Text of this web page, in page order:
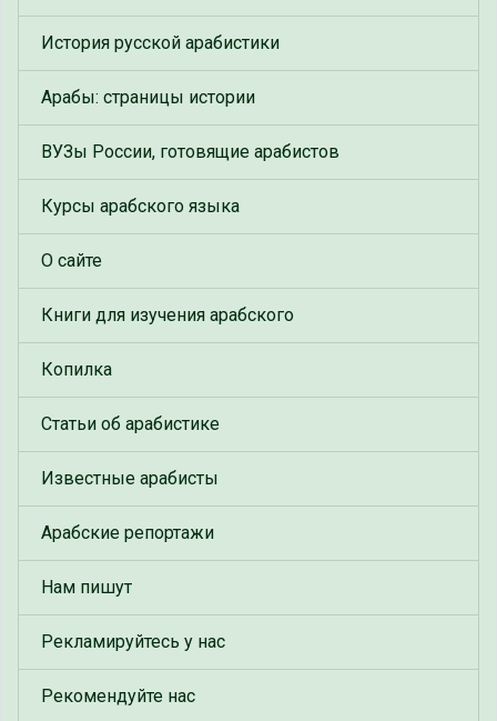
История русской арабистики
Арабы: страницы истории
ВУЗы России, готовящие арабистов
Курсы арабского языка
О сайте
Книги для изучения арабского
Копилка
Статьи об арабистике
Известные арабисты
Арабские репортажи
Нам пишут
Рекламируйтесь у нас
Рекомендуйте нас